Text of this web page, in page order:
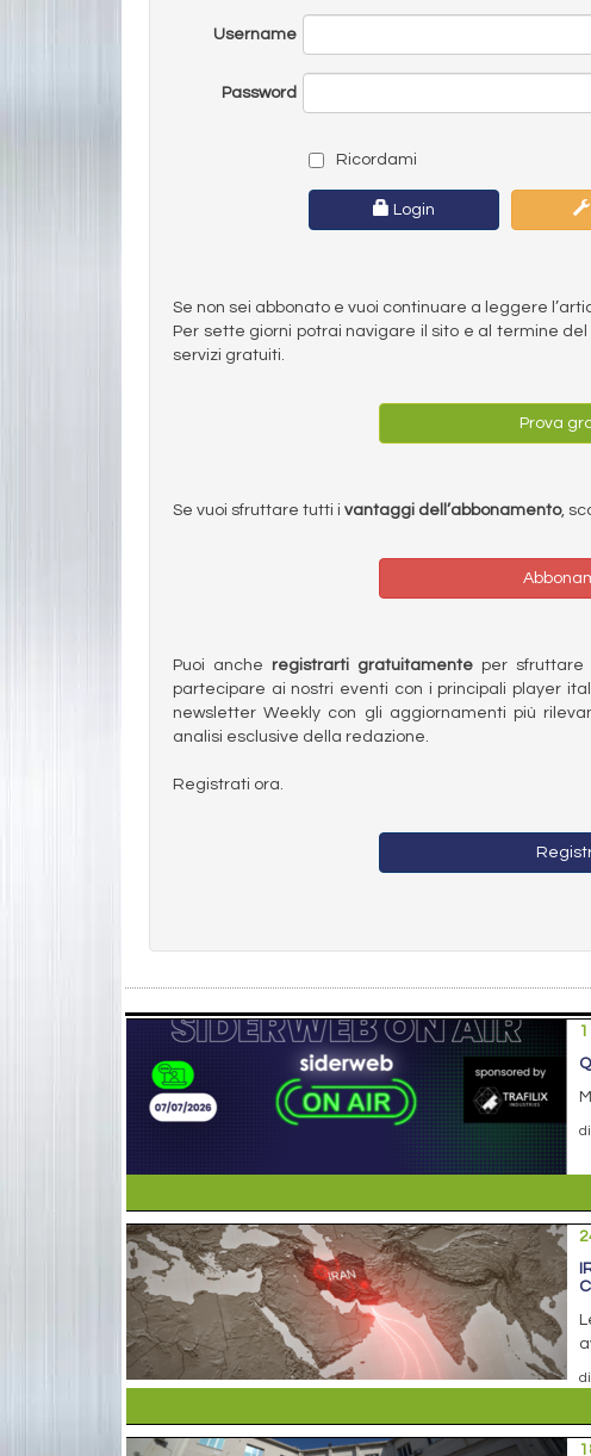
Username
Password
Ricordami
Login
Se non sei abbonato e vuoi continuare a leggere
Per sette giorni potrai navigare il sito e al termine
servizi gratuiti.
Prova
Se vuoi sfruttare tutti i vantaggi dell’abbonamento,
Puoi anche registrarti gratuitamenteper sfruttare
partecipare ai nostri eventi con i principali player
newsletter Weekly con gli aggiornamenti più
analisi esclusive della redazione.
Registrati ora.